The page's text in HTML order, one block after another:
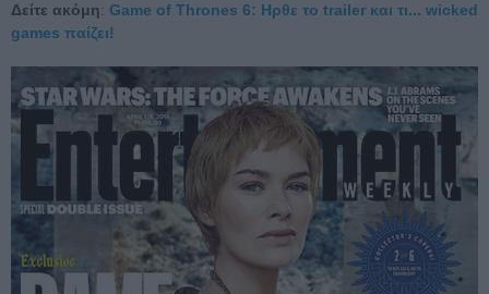
Δείτε ακόμη: Game of Thrones 6: Ηρθε το trailer και τι... wicked
games παίζει!